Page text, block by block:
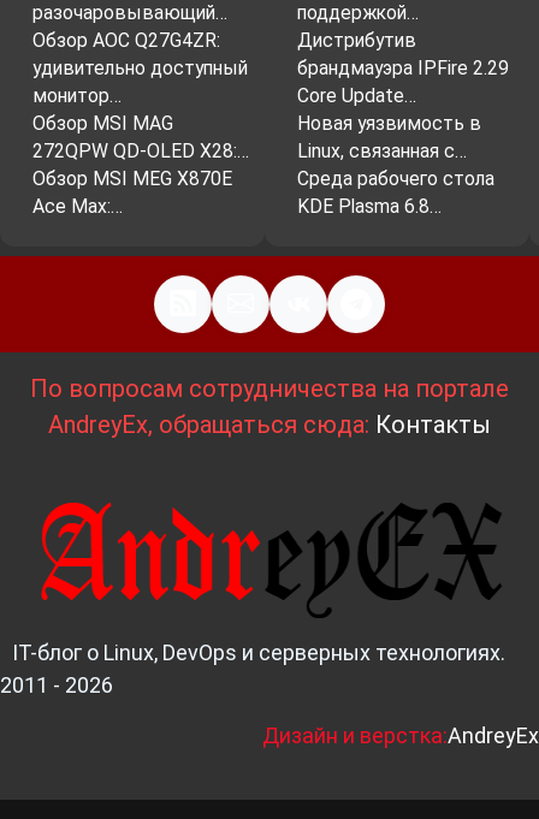
разочаровывающий…
Обзор AOC Q27G4ZR:
удивительно доступный
монитор…
Обзор MSI MAG
272QPW QD-OLED X28:…
Обзор MSI MEG X870E
Ace Max:…
поддержкой…
Дистрибутив
брандмауэра IPFire 2.29
Core Update…
Новая уязвимость в
Linux, связанная с…
Среда рабочего стола
KDE Plasma 6.8…
По вопросам сотрудничества на портале
AndreyEx, обращаться сюда: Контакты
IT-блог о Linux, DevOps и серверных технологиях.
2011 - 2026
Дизайн и верстка:AndreyEx